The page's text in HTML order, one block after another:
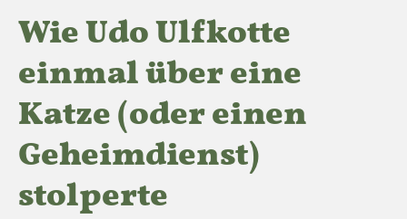
Wie Udo Ulfkotte
einmal über eine
Katze (oder einen
Geheimdienst)
stolperte